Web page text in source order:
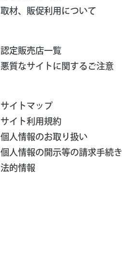
取材、販促利用について
認定販売店一覧
悪質なサイトに関するご注意
サイトマップ
サイト利用規約
個人情報のお取り扱い
個人情報の開示等の請求手続き
法的情報